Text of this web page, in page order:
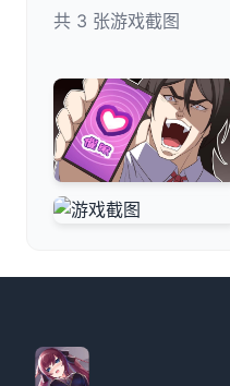
共 3 张游戏截图